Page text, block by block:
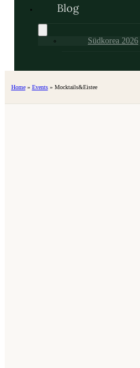
Blog
Südkorea 2026
Home» Events» Mocktails&Eistee